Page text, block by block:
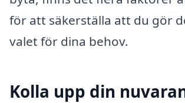
för att säkerställa att du gör
valet för dina behov.
Kolla upp din